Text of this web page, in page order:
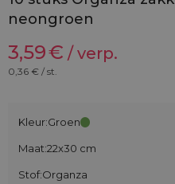
neongroen
3,59€ / verp.
0,36 € / st.
Kleur:Groen
Maat:22x30 cm
Stof:Organza